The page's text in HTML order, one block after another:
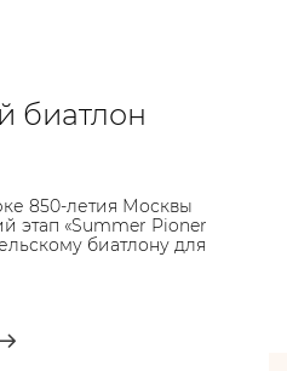
биатлон
850-летия Москвы
этап «Summer Pioner
биатлону для